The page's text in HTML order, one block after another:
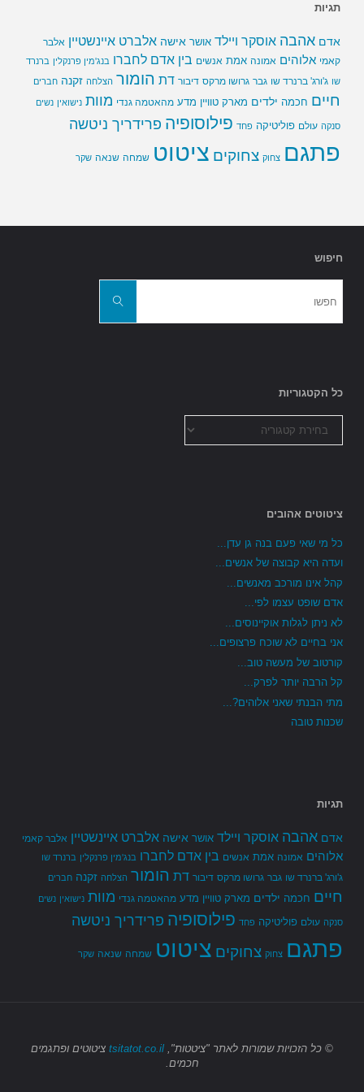
תגיות
אדם אהבה אוסקר ויילד אושר אישה אלברט איינשטיין אלבר
קאמי אלוהים אמונה אמת אנשים בין אדם לחברו בנג'מין פרנקלין ברנרד
שו ג'ורג' ברנרד שו גבר גרושו מרקס דיבור דת הומור הצלחה זקנה חברים
חיים חכמה ילדים מארק טוויין מדע מהאטמה גנדי מוות נישואין נשים
סנקה עולם פוליטיקה פחד פילוסופיה פרידריך ניטשה
פתגם צחוק צחוקים ציטוט שמחה שנאה שקר
חיפוש
חפשו
כל הקטגוריות
הקטגוריות
ציטוטים אהובים
כל מי שאי פעם בנה גן עדן...
ועדה היא קבוצה של אנשים...
קהל אינו מורכב מאנשים...
אדם שופט עצמו לפי...
לא ניתן לגלות אוקיינוסים...
אני בחיים לא שוכח פרצופים...
קורטוב של מעשה טוב...
קל הרבה יותר לפרק...
מתי הבנתי שאני אלוהים?...
שכנות טובה
תגיות
אדם אהבה אוסקר ויילד אושר אישה אלברט איינשטיין אלבר קאמי
אלוהים אמונה אמת אנשים בין אדם לחברו בנג'מין פרנקלין ברנרד שו
ג'ורג' ברנרד שו גבר גרושו מרקס דיבור דת הומור הצלחה זקנה חברים
חיים חכמה ילדים מארק טוויין מדע מהאטמה גנדי מוות נישואין נשים
סנקה עולם פוליטיקה פחד פילוסופיה פרידריך ניטשה
פתגם צחוק צחוקים ציטוט שמחה שנאה שקר
© כל הזכויות שמורות לאתר "ציטטות", tsitatot.co.il ציטוטים ופתגמים
חכמים.